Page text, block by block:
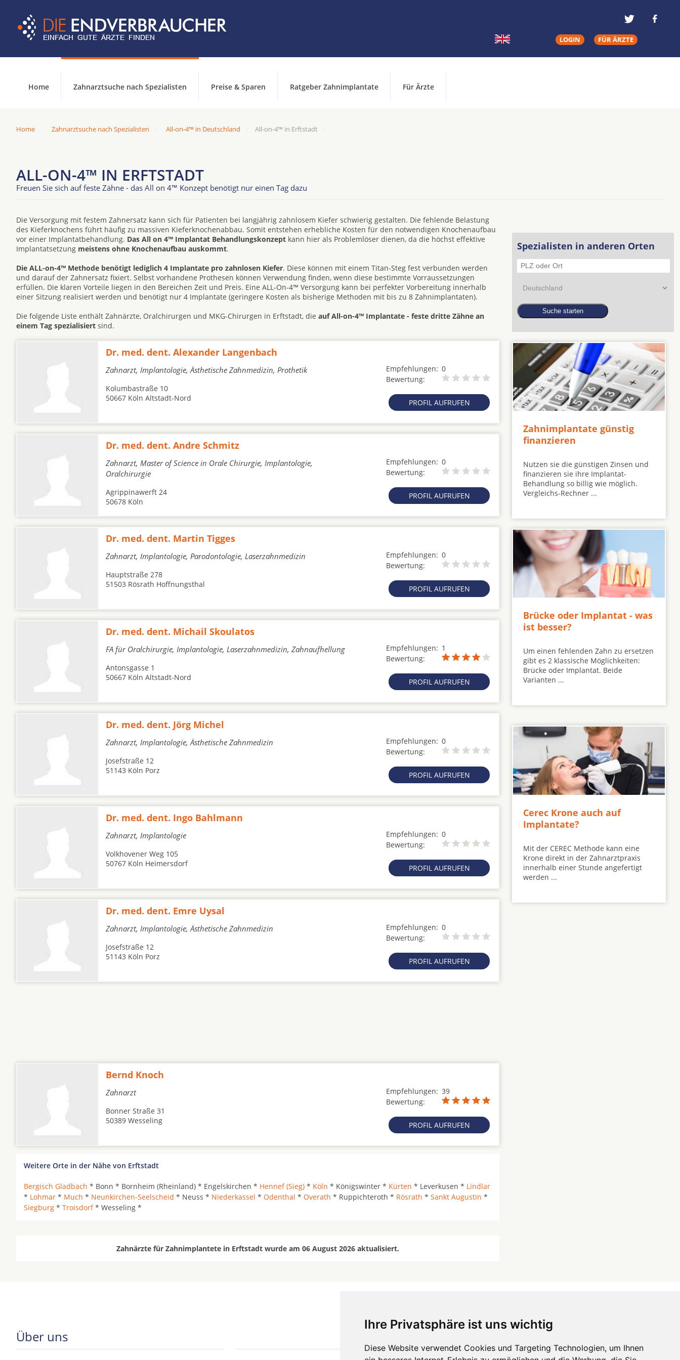
Ihre Privatsphäre ist uns wichtig
Diese Website verwendet Cookies und Targeting Technologien, um Ihnen
LOGIN FÜR ÄRZTE
Home Zahnarztsuche nach Spezialisten Preise & Sparen Ratgeber Zahnimplantate Für Ärzte
Home Zahnarztsuche nach Spezialisten All-on-4™ in Deutschland All-on-4™ in Erftstadt
ALL-ON-4™ IN ERFTSTADT
Freuen Sie sich auf feste Zähne - das All on 4™ Konzept benötigt nur einen Tag dazu
Die Versorgung mit festem Zahnersatz kann sich für Patienten bei langjährig zahnlosem Kiefer schwierig gestalten. Die fehlende Belastung
des Kieferknochens führt häufig zu massiven Kieferknochenabbau. Somit entstehen erhebliche Kosten für den notwendigen Knochenaufbau
vor einer Implantatbehandlung. Das All on 4™ Implantat Behandlungskonzept kann hier als Problemlöser dienen, da die höchst effektive
Implantatsetzung meistens ohne Knochenaufbau auskommt.
Die ALL-on-4™ Methode benötigt lediglich 4 Implantate pro zahnlosen Kiefer. Diese können mit einem Titan-Steg fest verbunden werden
und darauf der Zahnersatz fixiert. Selbst vorhandene Prothesen können Verwendung finden, wenn diese bestimmte Vorraussetzungen
erfüllen. Die klaren Vorteile liegen in den Bereichen Zeit und Preis. Eine ALL-On-4™ Versorgung kann bei perfekter Vorbereitung innerhalb
einer Sitzung realisiert werden und benötigt nur 4 Implantate (geringere Kosten als bisherige Methoden mit bis zu 8 Zahnimplantaten).
Die folgende Liste enthält Zahnärzte, Oralchirurgen und MKG-Chirurgen in Erftstadt, die auf All-on-4™ Implantate - feste dritte Zähne an
einem Tag spezialisiert sind.
Dr. med. dent. Alexander Langenbach
Zahnarzt, Implantologie, Ästhetische Zahnmedizin, Prothetik Empfehlungen: 0
Bewertung:
PROFIL AUFRUFEN
Kolumbastraße 10
50667 Köln Altstadt-Nord
Dr. med. dent. Andre Schmitz
Zahnarzt, Master of Science in Orale Chirurgie, Implantologie,
Oralchirurgie
Empfehlungen: 0
Bewertung:
PROFIL AUFRUFEN
Agrippinawerft 24
50678 Köln
Dr. med. dent. Martin Tigges
Zahnarzt, Implantologie, Parodontologie, Laserzahnmedizin Empfehlungen: 0
Bewertung:
PROFIL AUFRUFEN
Hauptstraße 278
51503 Rösrath Hoffnungsthal
Dr. med. dent. Michail Skoulatos
FA für Oralchirurgie, Implantologie, Laserzahnmedizin, Zahnaufhellung Empfehlungen: 1
Bewertung:
PROFIL AUFRUFEN
Antonsgasse 1
50667 Köln Altstadt-Nord
Dr. med. dent. Jörg Michel
Zahnarzt, Implantologie, Ästhetische Zahnmedizin Empfehlungen: 0
Bewertung:
PROFIL AUFRUFEN
Josefstraße 12
51143 Köln Porz
Dr. med. dent. Ingo Bahlmann
Zahnarzt, Implantologie Empfehlungen: 0
Bewertung:
PROFIL AUFRUFEN
Volkhovener Weg 105
50767 Köln Heimersdorf
Dr. med. dent. Emre Uysal
Zahnarzt, Implantologie, Ästhetische Zahnmedizin Empfehlungen: 0
Bewertung:
PROFIL AUFRUFEN
Josefstraße 12
51143 Köln Porz
Bernd Knoch
Zahnarzt Empfehlungen: 39
Bewertung:
PROFIL AUFRUFEN
Bonner Straße 31
50389 Wesseling
Weitere Orte in der Nähe von Erftstadt
Bergisch Gladbach * Bonn * Bornheim (Rheinland) * Engelskirchen * Hennef (Sieg) * Köln * Königswinter * Kürten * Leverkusen * Lindlar
* Lohmar * Much * Neunkirchen-Seelscheid * Neuss * Niederkassel * Odenthal * Overath * Ruppichteroth * Rösrath * Sankt Augustin *
Siegburg * Troisdorf* Wesseling *
Zahnärzte für Zahnimplantete in Erftstadt wurde am 06 August 2026 aktualisiert.
Spezialisten in anderen Orten
Zahnimplantate günstig
finanzieren
Nutzen sie die günstigen Zinsen und
finanzieren sie ihre Implantat-
Behandlung so billig wie möglich.
Vergleichs-Rechner ...
Brücke oder Implantat - was
ist besser?
Um einen fehlenden Zahn zu ersetzen
gibt es 2 klassische Möglichkeiten:
Brücke oder Implantat. Beide
Varianten ...
Cerec Krone auch auf
Implantate?
Mit der CEREC Methode kann eine
Krone direkt in der Zahnarztpraxis
innerhalb einer Stunde angefertigt
werden ...
Über uns mehr ...